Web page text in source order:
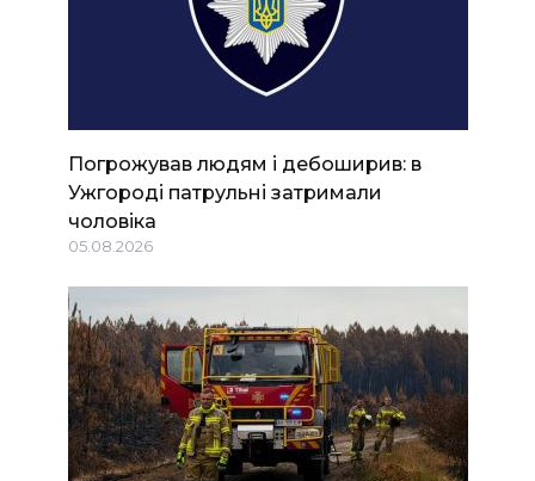
Погрожував людям і дебоширив: в
Ужгороді патрульні затримали
чоловіка
05.08.2026